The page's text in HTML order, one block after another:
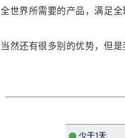
全世界所需要的产品，满足
当然还有很多别的优势，但